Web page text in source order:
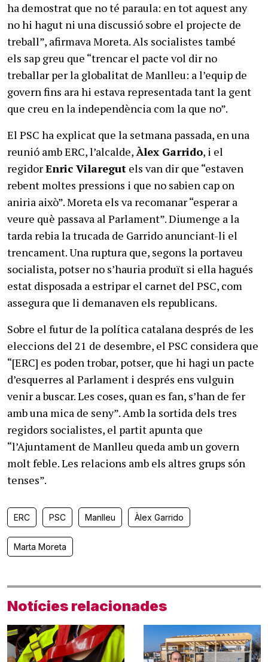
ha demostrat que no té paraula: en tot aquest any
no hi hagut ni una discussió sobre el projecte de
treball”, afirmava Moreta. Als socialistes també
els sap greu que “trencar el pacte vol dir no
treballar per la globalitat de Manlleu: a l’equip de
govern fins ara hi estava representada tant la gent
que creu en la independència com la que no”.
El PSC ha explicat que la setmana passada, en una
reunió amb ERC, l’alcalde,Àlex Garrido, i el
regidorEnric Vilaregut els van dir que “estaven
rebent moltes pressions i que no sabien cap on
aniria això”. Moreta els va recomanar “esperar a
veure què passava al Parlament”. Diumenge a la
tarda rebia la trucada de Garrido anunciant-li el
trencament. Una ruptura que, segons la portaveu
socialista, potser no s’hauria produït si ella hagués
estat disposada a estripar el carnet del PSC, com
assegura que li demanaven els republicans.
Sobre el futur de la política catalana després de les
eleccions del 21 de desembre, el PSC considera que
“[ERC] es poden trobar, potser, que hi hagi un pacte
d’esquerres al Parlament i després ens vulguin
venir a buscar. Les coses, quan es fan, s’han de fer
amb una mica de seny”. Amb la sortida dels tres
regidors socialistes, el partit apunta que
“l’Ajuntament de Manlleu queda amb un govern
molt feble. Les relacions amb els altres grups són
tenses”.
ERC PSC Manlleu Àlex Garrido
Marta Moreta
Notícies relacionades